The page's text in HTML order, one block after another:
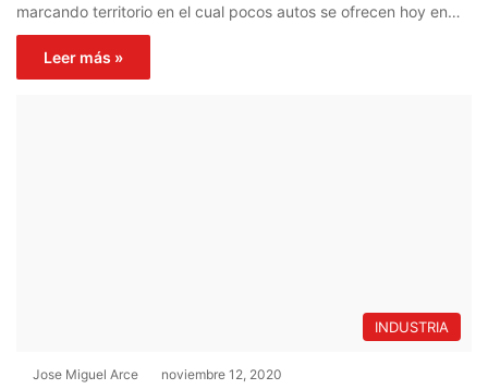
marcando territorio en el cual pocos autos se ofrecen hoy en…
Leer más »
INDUSTRIA
Jose Miguel Arce noviembre 12, 2020